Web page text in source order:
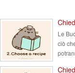
Le
ciò